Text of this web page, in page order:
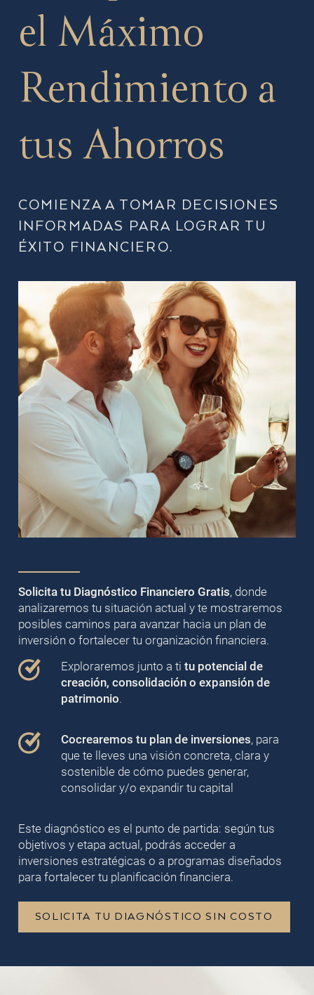
el Máximo
Rendimiento a
tus Ahorros
COMIENZA A TOMAR DECISIONES
INFORMADAS PARA LOGRAR TU
ÉXITO FINANCIERO.
Solicita tu Diagnóstico Financiero Gratis, donde
analizaremos tu situación actual y te mostraremos
posibles caminos para avanzar hacia un plan de
inversión o fortalecer tu organización financiera.
Exploraremos junto a ti tu potencial de
creación, consolidación o expansión de
patrimonio.
Cocrearemos tu plan de inversiones, para
que te lleves una visión concreta, clara y
sostenible de cómo puedes generar,
consolidar y/o expandir tu capital
Este diagnóstico es el punto de partida: según tus
objetivos y etapa actual, podrás acceder a
inversiones estratégicas o a programas diseñados
para fortalecer tu planificación financiera.
SOLICITA TU DIAGNÓSTICO SIN COSTO